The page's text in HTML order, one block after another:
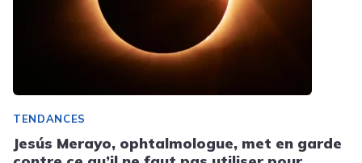
TENDANCES
Jesús Merayo, ophtalmologue, met en garde